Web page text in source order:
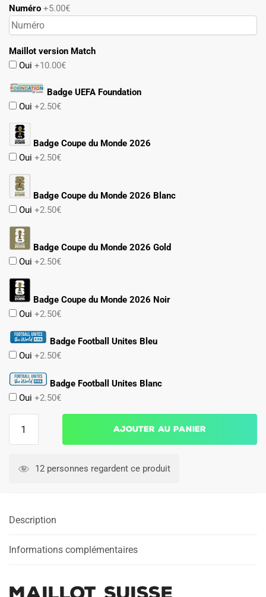
Numéro +5.00€
Maillot version Match
Oui +10.00€
Badge UEFA Foundation
Oui +2.50€
Badge Coupe du Monde 2026
Oui +2.50€
Badge Coupe du Monde 2026 Blanc
Oui +2.50€
Badge Coupe du Monde 2026 Gold
Oui +2.50€
Badge Coupe du Monde 2026 Noir
Oui +2.50€
Badge Football Unites Bleu
Oui +2.50€
Badge Football Unites Blanc
Oui +2.50€
Suisse
Ajouter au panier
12 personnes regardent ce produit
Description
Informations complémentaires